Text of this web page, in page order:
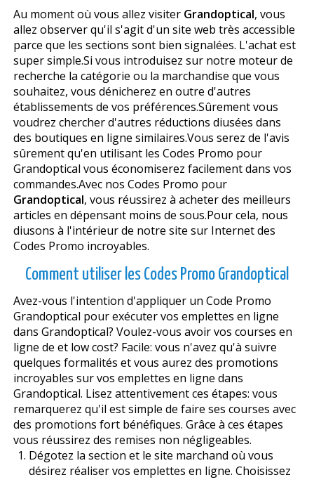
Au moment où vous allez visiter Grandoptical, vous
allez observer qu'il s'agit d'un site web très accessible
parce que les sections sont bien signalées. L'achat est
super simple.Si vous introduisez sur notre moteur de
recherche la catégorie ou la marchandise que vous
souhaitez, vous dénicherez en outre d'autres
établissements de vos préférences.Sûrement vous
voudrez chercher d'autres réductions diffusées dans
des boutiques en ligne similaires.Vous serez de l'avis
sûrement qu'en utilisant les Codes Promo pour
Grandoptical vous économiserez facilement dans vos
commandes.Avec nos Codes Promo pour
Grandoptical, vous réussirez à acheter des meilleurs
articles en dépensant moins de sous.Pour cela, nous
diffusons à l'intérieur de notre site sur Internet des
Codes Promo incroyables.
Comment utiliser les Codes Promo Grandoptical
Avez-vous l'intention d'appliquer un Code Promo
Grandoptical pour exécuter vos emplettes en ligne
dans Grandoptical? Voulez-vous avoir vos courses en
ligne de et low cost? Facile: vous n'avez qu'à suivre
quelques formalités et vous aurez des promotions
incroyables sur vos emplettes en ligne dans
Grandoptical. Lisez attentivement ces étapes: vous
remarquerez qu'il est simple de faire ses courses avec
des promotions fort bénéfiques. Grâce à ces étapes
vous réussirez des remises non négligeables.
Dégotez la section et le site marchand où vous
désirez réaliser vos emplettes en ligne. Choisissez